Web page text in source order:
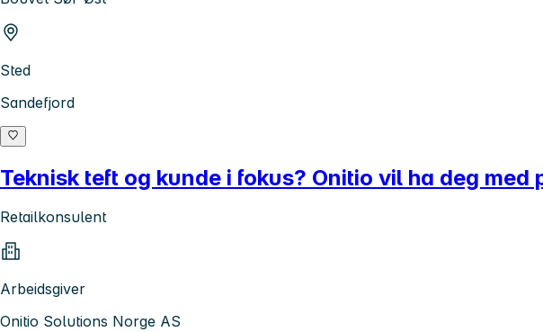
Sted
Sandefjord
Teknisk teft og kunde i fokus? Onitio vil ha deg med
Retailkonsulent
Arbeidsgiver
Onitio Solutions Norge AS